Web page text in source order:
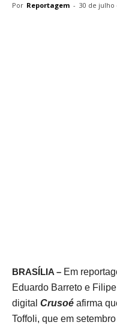
Por Reportagem - 30 de julho
BRASÍLIA – Em
Eduardo Barreto e
digital Crusoé afirma
Toffoli, que em